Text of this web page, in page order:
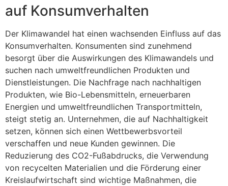
auf Konsumverhalten
Der Klimawandel hat einen wachsenden Einfluss auf das
Konsumverhalten. Konsumenten sind zunehmend
besorgt über die Auswirkungen des Klimawandels und
suchen nach umweltfreundlichen Produkten und
Dienstleistungen. Die Nachfrage nach nachhaltigen
Produkten, wie Bio-Lebensmitteln, erneuerbaren
Energien und umweltfreundlichen Transportmitteln,
steigt stetig an. Unternehmen, die auf Nachhaltigkeit
setzen, können sich einen Wettbewerbsvorteil
verschaffen und neue Kunden gewinnen. Die
Reduzierung des CO2-Fußabdrucks, die Verwendung
von recycelten Materialien und die Förderung einer
Kreislaufwirtschaft sind wichtige Maßnahmen, die